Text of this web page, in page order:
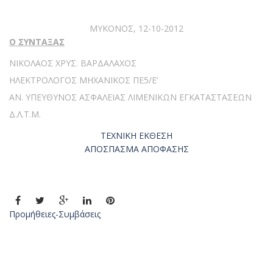
ΜΥΚΟΝΟΣ, 12-10-2012
Ο ΣΥΝΤΑΞΑΣ
ΝΙΚΟΛΑΟΣ ΧΡΥΣ. ΒΑΡΔΑΛΑΧΟΣ
ΗΛΕΚΤΡΟΛΟΓΟΣ ΜΗΧΑΝΙΚΟΣ ΠΕ5/Ε’
ΑΝ. ΥΠΕΥΘΥΝΟΣ ΑΣΦΑΛΕΙΑΣ ΛΙΜΕΝΙΚΩΝ ΕΓΚΑΤΑΣΤΑΣΕΩΝ
Δ.Λ.Τ.Μ.
ΤΕΧΝΙΚΗ ΕΚΘΕΣΗ
ΑΠΟΣΠΑΣΜΑ ΑΠΟΦΑΣΗΣ
Προμήθειες-Συμβάσεις